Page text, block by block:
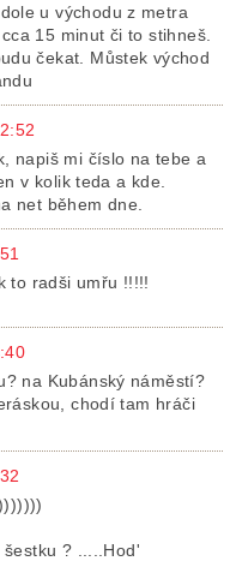
u východu z metra
15 minut či to stihneš.
čekat. Můstek východ
napiš mi číslo na tebe a
v kolik teda a kde.
net během dne.
to radši umřu !!!!!
na Kubánský náměstí?
chodí tam hráči
? .....Hod'